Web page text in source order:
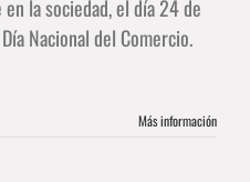
la sociedad, el día 24 de
Nacional del Comercio.
Más información